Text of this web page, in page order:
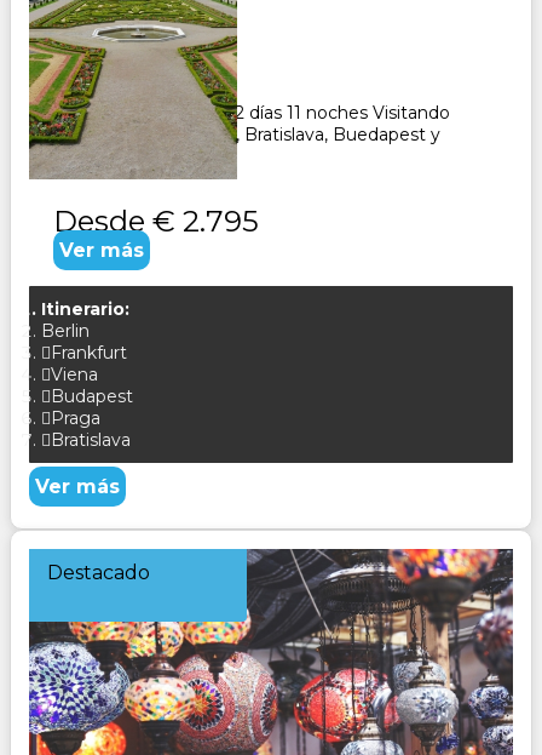
Duración:
12
Noches
Paquete Turistico de 12 días 11 noches Visitando
Berlin, Frankfurt, Viena, Bratislava, Buedapest y
Viena CONSULTAR
Desde € 2.795
Ver más
Itinerario:
Berlin
Frankfurt
Viena
Budapest
Praga
Bratislava
Ver más
Destacado